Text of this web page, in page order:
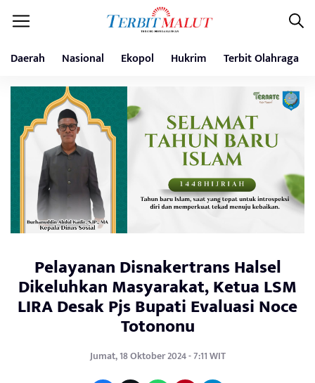
Daerah Nasional Ekopol Hukrim Terbit Olahraga
Pelayanan Disnakertrans Halsel
Dikeluhkan Masyarakat, Ketua LSM
LIRA Desak Pjs Bupati Evaluasi Noce
Totononu
Jumat, 18 Oktober 2024 - 7:11 WIT